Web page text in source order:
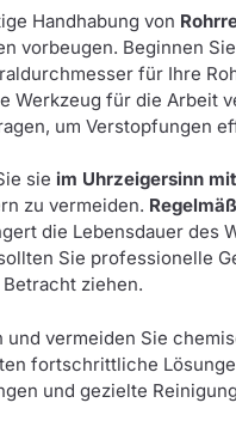
Handhabung von
vorbeugen. Beginnen
für Ihre
Werkzeug für die Arbeit
um Verstopfungen
sie im Uhrzeigersinn
zu vermeiden.
die Lebensdauer des
Sie professionelle
ziehen.
vermeiden Sie
fortschrittliche
und gezielte